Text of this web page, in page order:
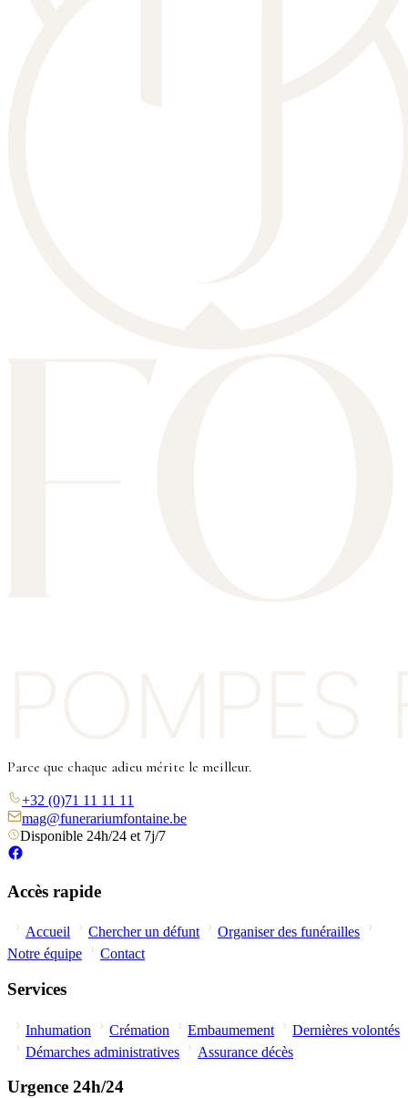
Parce que chaque adieu mérite le meilleur.
+32 (0)71 11 11 11
mag@funerariumfontaine.be
Disponible 24h/24 et 7j/7
Accès rapide
Accueil Chercher un défunt
Organiser des funérailles
Notre équipe
Contact
Services
Inhumation Crémation Embaumement
Dernières volontés
Démarches administratives
Assurance décès
Urgence 24h/24